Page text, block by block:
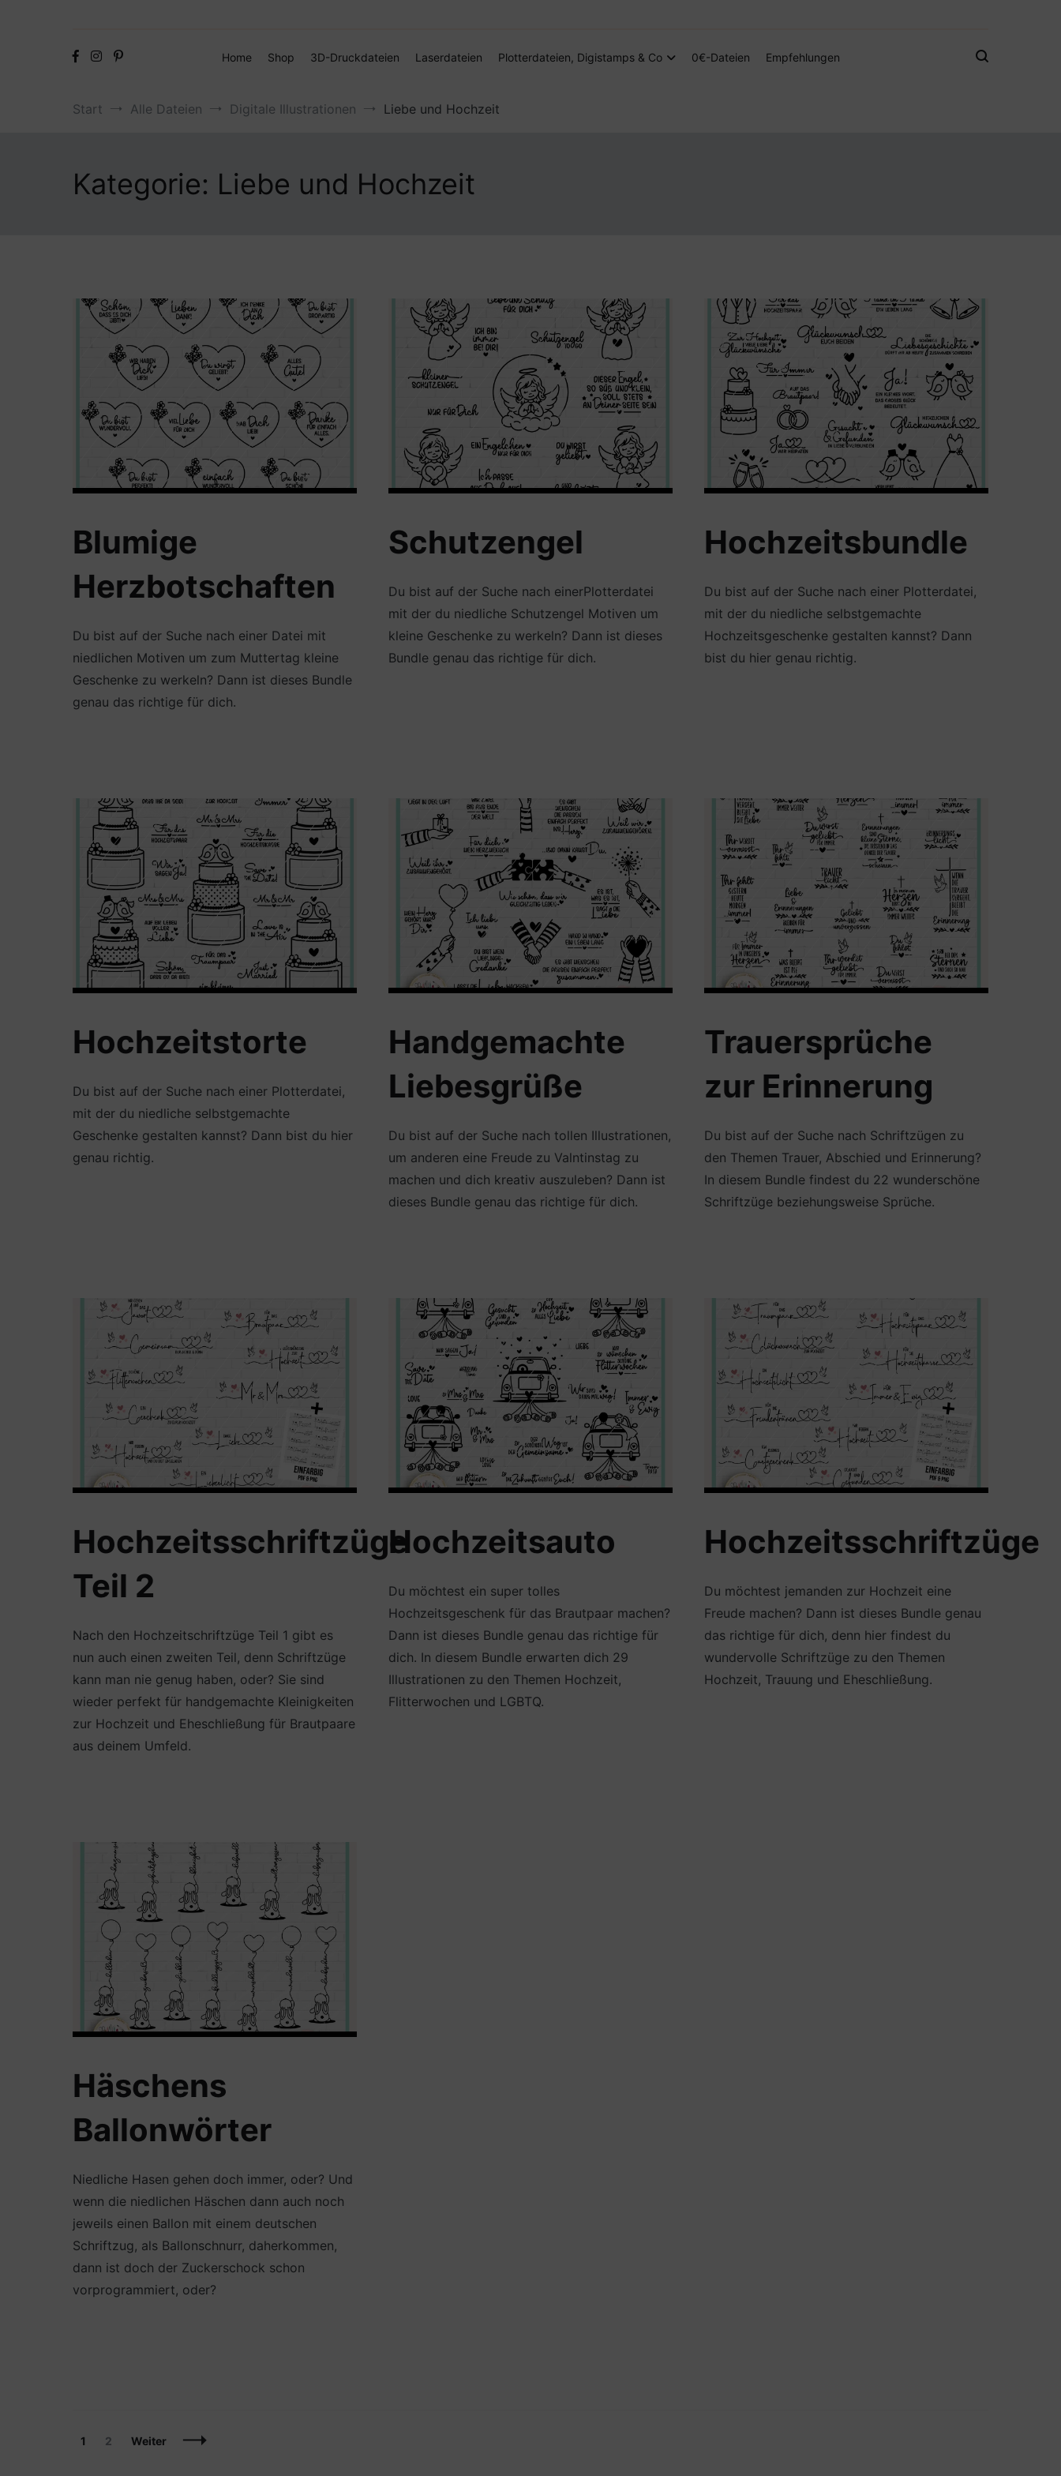
Home
Shop 3D-Druckdateien Laserdateien Plotterdateien, Digistamps & Co 0€-Dateien Empfehlungen
Start Alle Dateien Digitale Illustrationen Liebe und Hochzeit
Kategorie: Liebe und Hochzeit
Blumige
Herzbotschaften
Du bist auf der Suche nach einer Datei mit
niedlichen Motiven um zum Muttertag kleine
Geschenke zu werkeln? Dann ist dieses Bundle
genau das richtige für dich.
Schutzengel
Du bist auf der Suche nach einerPlotterdatei
mit der du niedliche Schutzengel Motiven um
kleine Geschenke zu werkeln? Dann ist dieses
Bundle genau das richtige für dich.
Hochzeitsbundle
Du bist auf der Suche nach einer Plotterdatei,
mit der du niedliche selbstgemachte
Hochzeitsgeschenke gestalten kannst? Dann
bist du hier genau richtig.
Hochzeitstorte
Du bist auf der Suche nach einer Plotterdatei,
mit der du niedliche selbstgemachte
Geschenke gestalten kannst? Dann bist du hier
genau richtig.
Handgemachte
Liebesgrüße
Du bist auf der Suche nach tollen Illustrationen,
um anderen eine Freude zu Valntinstag zu
machen und dich kreativ auszuleben? Dann ist
dieses Bundle genau das richtige für dich.
Trauersprüche
zur Erinnerung
Du bist auf der Suche nach Schriftzügen zu
den Themen Trauer, Abschied und Erinnerung?
In diesem Bundle findest du 22 wunderschöne
Schriftzüge beziehungsweise Sprüche.
Hochzeitsschriftzüge
Teil 2
Nach den Hochzeitschriftzüge Teil 1 gibt es
nun auch einen zweiten Teil, denn Schriftzüge
kann man nie genug haben, oder? Sie sind
wieder perfekt für handgemachte Kleinigkeiten
zur Hochzeit und Eheschließung für Brautpaare
aus deinem Umfeld.
Hochzeitsauto
Du möchtest ein super tolles
Hochzeitsgeschenk für das Brautpaar machen?
Dann ist dieses Bundle genau das richtige für
dich. In diesem Bundle erwarten dich 29
Illustrationen zu den Themen Hochzeit,
Flitterwochen und LGBTQ.
Hochzeitsschriftzüge
Du möchtest jemanden zur Hochzeit eine
Freude machen? Dann ist dieses Bundle genau
das richtige für dich, denn hier findest du
wundervolle Schriftzüge zu den Themen
Hochzeit, Trauung und Eheschließung.
Häschens
Ballonwörter
Niedliche Hasen gehen doch immer, oder? Und
wenn die niedlichen Häschen dann auch noch
jeweils einen Ballon mit einem deutschen
Schriftzug, als Ballonschnurr, daherkommen,
dann ist doch der Zuckerschock schon
vorprogrammiert, oder?
Beitragsnavigation
Seite
1 Seite
2 Weiter